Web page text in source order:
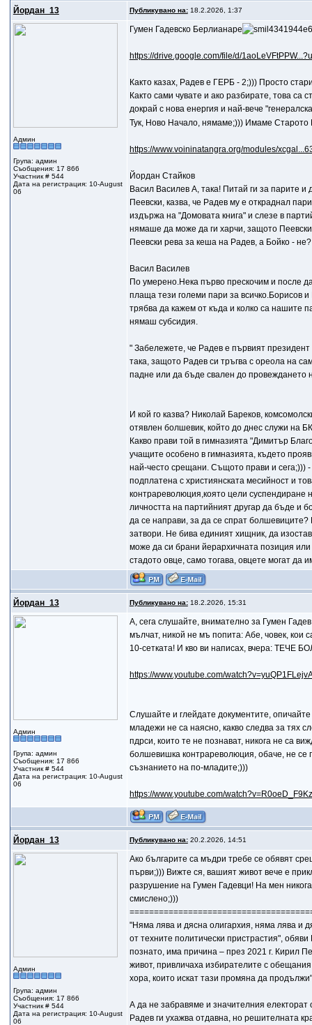
Йордан_13 Публикувано на:18.2.2026, 1:37
Админ
Група: админ
Съобщения: 17 866
Участник # 544
Дата на регистрация: 10-August
06
Гумен Гадевско Берлианаре
https://drive.google.com/file/d/
Както казах, Радев е ГЕРБ - 2;))) Просто
Както сами чувате и ако разбирате, това
докрай с нова енергия и най-вече
Тук, Ново Начало, нямаме;))) Имаме Старото
https://www.voininatangra.org/modules/
Йордан Стайков
Васил Василев A, така! Питай ги за парите
Пеевски, казва, че Радев му е откраднал
издържа на "Домовата книга" и слезе в
нямаше да може да ги харчи, защото
Пеевски рева за кеша на Радев, а Бойко -
Васил Василев
По умерено.Нека първо прескочим и после
плаща тези големи пари за всичко.Борисов
трябва да кажем от къда и колко са нашите
нямаш субсидия.
" Забележете, че Радев е първият президент
така, защото Радев си тръгва с ореола на
падне или да бъде свален до провеждането
И кой го казва? Николай Бареков,
отявлен болшевик, който до днес служи на
Какво прави той в гимназията "Димитър
учащите особено в гимназията, където
най-често срещани. Същото прави и сега;)))
подплатена с християнската месийност и
контрареволюция,която цели суспендиране
личността на партийният другар да бъде и
да се направи, за да се спрат
затвори. Не бива единият хищник, да
може да си брани йерархичната позиция
стадото овце, само тогава, овцете могат да
Йордан_13 Публикувано на:18.2.2026, 15:31
Админ
Група: админ
Съобщения: 17 866
Участник # 544
Дата на регистрация: 10-August
06
A, сега слушайте, внимателно за Гумен
мълчат, никой не мъ попита: Абе, човек, кои
10-сетката! И кво ви написах, вчера:
https://www.youtube.com/
Слушайте и глейдате документите,
младежи не са наясно, какво следва за тях
пдрси, които те не познават, никога не са
болшевишка контрареволюция, обаче, не се
съзнанието на по-младите;)))
https://www.youtube.com/
Йордан_13 Публикувано на:20.2.2026, 14:51
Админ
Група: админ
Съобщения: 17 866
Участник # 544
Дата на регистрация: 10-August
06
Ако българите са мъдри требе се обявят
първи;))) Вижте ся, вашият живот вече е
разрушение на Гумен Гадевци! На мен
смислено;)))
"Няма лява и дясна олигархия, няма лява и
от техните политически пристрастия",
познато, има причина – през 2021 г. Кирил
живот, привличаха избирателите с
хора, които искат тази промяна да
А да не забравяме и значителния
Радев ги ухажва отдавна, но решителната